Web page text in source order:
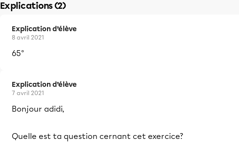
Explications (2)
Explication d’élève
8 avril 2021
65°
Explication d’élève
7 avril 2021
Bonjour adidi,
Quelle est ta question cernant cet exercice?